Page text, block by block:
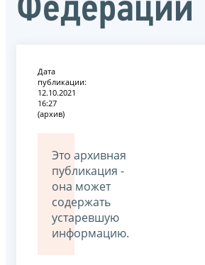
Федерации
Дата
публикации:
12.10.2021
16:27
(архив)
Это архивная
публикация -
она может
содержать
устаревшую
информацию.